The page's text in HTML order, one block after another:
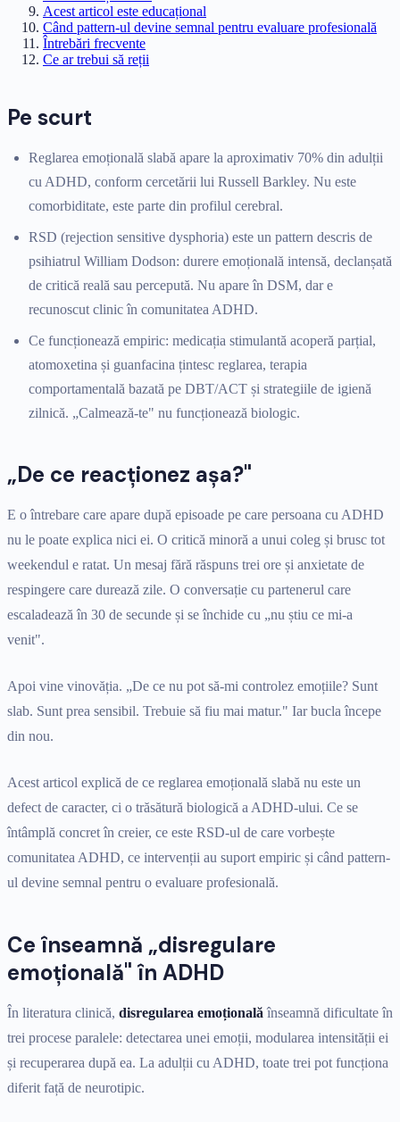
Acest articol este educațional
Când pattern-ul devine semnal pentru evaluare profesională
Întrebări frecvente
Ce ar trebui să reții
Pe scurt
Reglarea emoțională slabă apare la aproximativ 70% din adulții
cu ADHD, conform cercetării lui Russell Barkley. Nu este
comorbiditate, este parte din profilul cerebral.
RSD (rejection sensitive dysphoria) este un pattern descris de
psihiatrul William Dodson: durere emoțională intensă, declanșată
de critică reală sau percepută. Nu apare în DSM, dar e
recunoscut clinic în comunitatea ADHD.
Ce funcționează empiric: medicația stimulantă acoperă parțial,
atomoxetina și guanfacina țintesc reglarea, terapia
comportamentală bazată pe DBT/ACT și strategiile de igienă
zilnică. „Calmează-te" nu funcționează biologic.
„De ce reacționez așa?"
E o întrebare care apare după episoade pe care persoana cu ADHD
nu le poate explica nici ei. O critică minoră a unui coleg și brusc tot
weekendul e ratat. Un mesaj fără răspuns trei ore și anxietate de
respingere care durează zile. O conversație cu partenerul care
escaladează în 30 de secunde și se închide cu „nu știu ce mi-a
venit".
Apoi vine vinovăția. „De ce nu pot să-mi controlez emoțiile? Sunt
slab. Sunt prea sensibil. Trebuie să fiu mai matur." Iar bucla începe
din nou.
Acest articol explică de ce reglarea emoțională slabă nu este un
defect de caracter, ci o trăsătură biologică a ADHD-ului. Ce se
întâmplă concret în creier, ce este RSD-ul de care vorbește
comunitatea ADHD, ce intervenții au suport empiric și când pattern-
ul devine semnal pentru o evaluare profesională.
Ce înseamnă „disregulare
emoțională" în ADHD
În literatura clinică, disregularea emoțională înseamnă dificultate în
trei procese paralele: detectarea unei emoții, modularea intensității ei
și recuperarea după ea. La adulții cu ADHD, toate trei pot funcționa
diferit față de neurotipic.